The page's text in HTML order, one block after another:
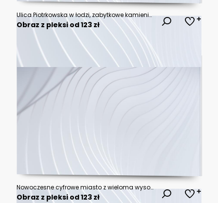
Ulica Piotrkowska w łodzi, zabytkowe kamienice
Obraz z pleksi od 123 zł
Nowoczesne cyfrowe miasto z wieloma wysokimi budynkami i neonowymi światłami styl cyberpunk
Obraz z pleksi od 123 zł